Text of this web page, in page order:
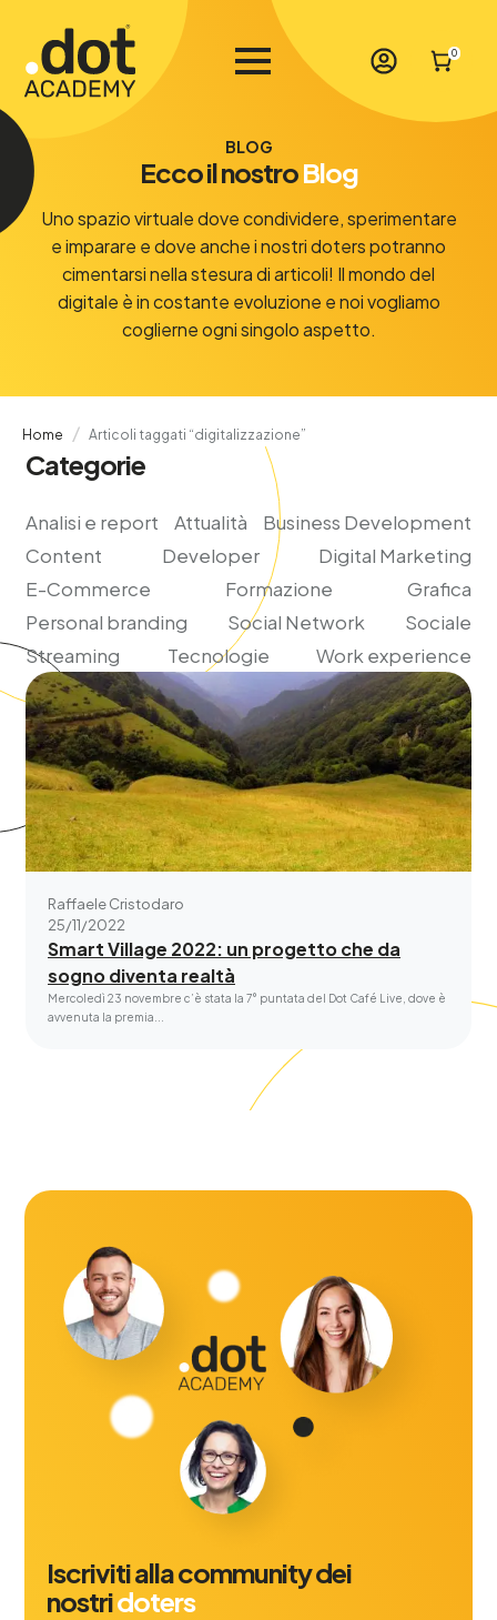
0
BLOG
Ecco il nostroBlog
Uno spazio virtuale dove condividere, sperimentare
e imparare e dove anche i nostri doters potranno
cimentarsi nella stesura di articoli! Il mondo del
digitale è in costante evoluzione e noi vogliamo
coglierne ogni singolo aspetto.
Home Articoli taggati “digitalizzazione”
Categorie
Analisi e report Attualità
Business Development
Content
Developer
Digital Marketing
E-Commerce
Formazione
Grafica
Personal branding
Social Network
Sociale
Streaming
Tecnologie Work experience
Raffaele Cristodaro
25/11/2022
Smart Village 2022: un progetto che da
sogno diventa realtà
Mercoledì 23 novembre c’è stata la 7° puntata del Dot Café Live, dove è
avvenuta la premia...
Iscriviti alla community dei
nostridoters